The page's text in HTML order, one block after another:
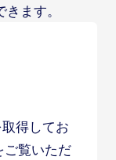
ます。
得してお
ご覧いただ